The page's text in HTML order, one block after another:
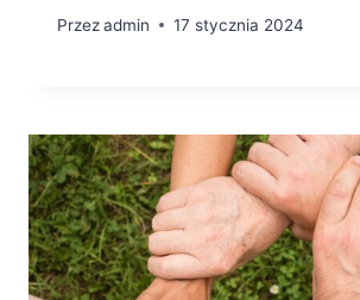
Przezadmin 17 stycznia 2024